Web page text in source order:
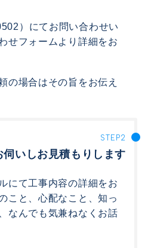
）にてお問い合わせい
せフォームより詳細をお
の場合はその旨をお伝え
伺いしお見積もりします
にて工事内容の詳細をお
こと、心配なこと、知っ
なんでも気兼ねなくお話